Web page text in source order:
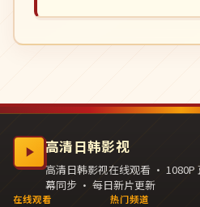
高清日韩影视
高清日韩影视在线观看 ·
幕同步 · 每日新片更新
在线观看 热门频道